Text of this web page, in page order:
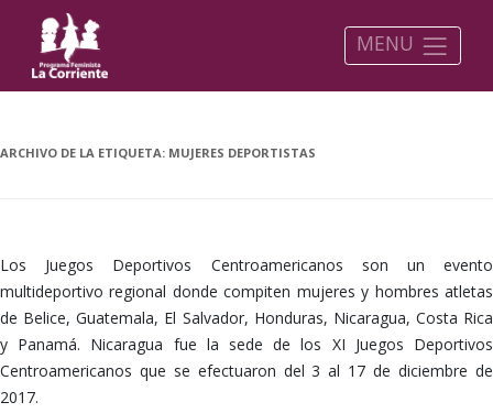
MENU
ARCHIVO DE LA ETIQUETA: MUJERES DEPORTISTAS
Los Juegos Deportivos Centroamericanos son un evento
multideportivo regional donde compiten mujeres y hombres atletas
de Belice, Guatemala, El Salvador, Honduras, Nicaragua, Costa Rica
y Panamá. Nicaragua fue la sede de los XI Juegos Deportivos
Centroamericanos que se efectuaron del 3 al 17 de diciembre de
2017.